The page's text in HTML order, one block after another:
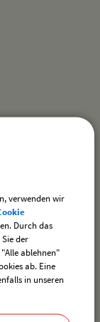
druckennach oben
verwenden wir
Durch das
der
ablehnen"
ab. Eine
in unseren